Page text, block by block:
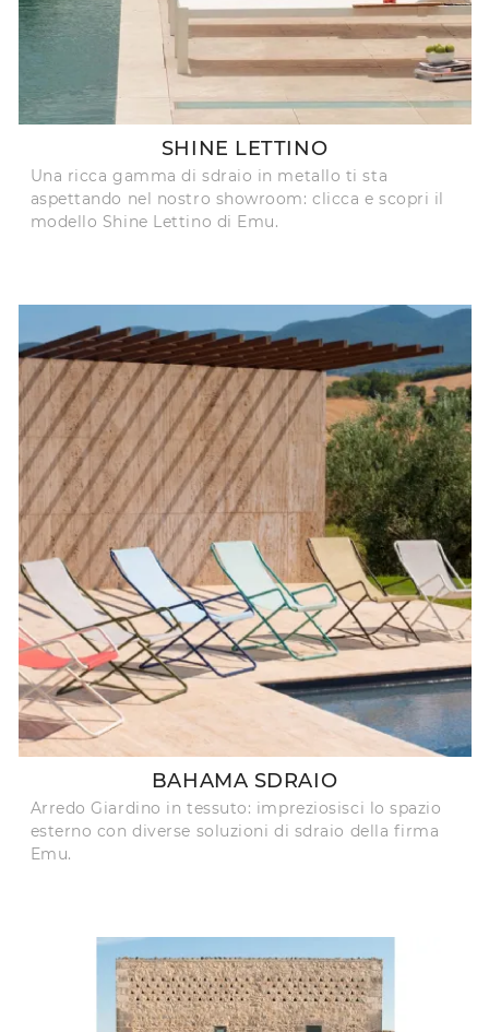
SHINE LETTINO
Una ricca gamma di sdraio in metallo ti sta
aspettando nel nostro showroom: clicca e scopri il
modello Shine Lettino di Emu.
BAHAMA SDRAIO
Arredo Giardino in tessuto: impreziosisci lo spazio
esterno con diverse soluzioni di sdraio della firma
Emu.